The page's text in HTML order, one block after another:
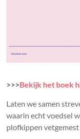
>>>Bekijk het boek
Laten we samen
waarin echt voedsel
plofkippen